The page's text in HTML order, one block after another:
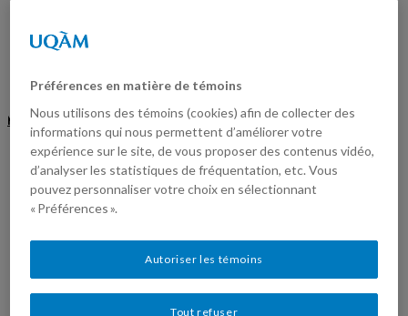
OPPORTUNITÉS
MENU
Accueil
Sujets de recherche
Publications
Membres
Alison Derry
Hélène Pfister
Jeffrey Hay Gallant
Jennifer Fisher
Préférences en matière de témoins
Nous utilisons des témoins (cookies) afin de collecter des
informations qui nous permettent d’améliorer votre
expérience sur le site, de vous proposer des contenus vidéo,
d’analyser les statistiques de fréquentation, etc. Vous
pouvez personnaliser votre choix en sélectionnant
« Préférences ».
Tout refuser
Autoriser les témoins